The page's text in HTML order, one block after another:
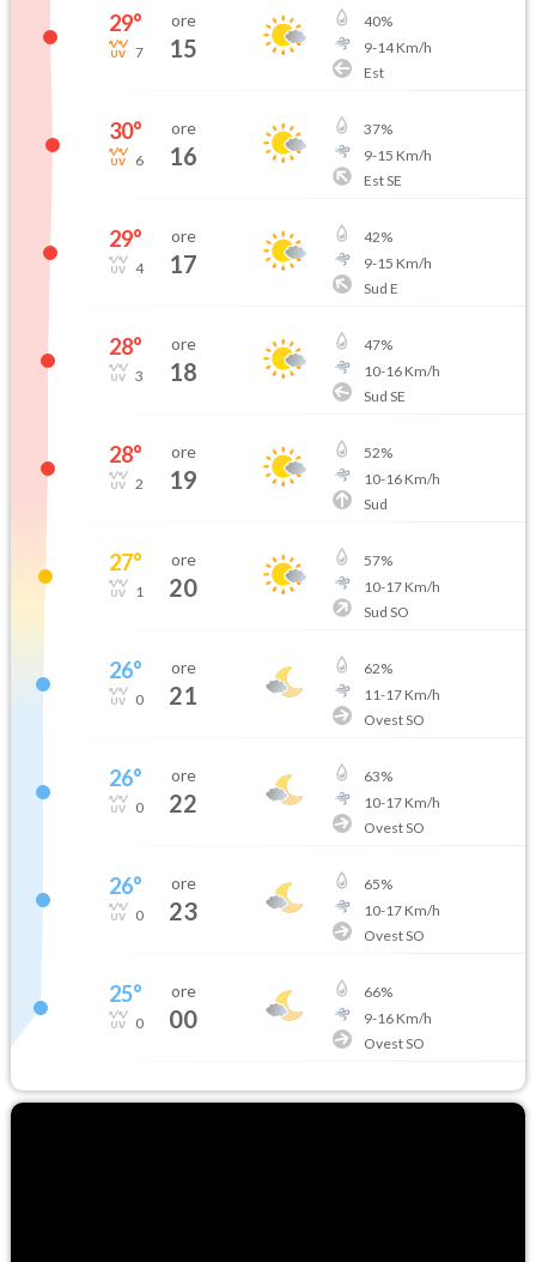
29°
7
ore
15
40%
9-14Km/h
Est
30°
6
ore
16
37%
9-15 Km/h
Est SE
29°
4
ore
17
42%
9-15 Km/h
Sud E
28°
3
ore
18
47%
10-16Km/h
Sud SE
28°
2
ore
19
52%
10-16Km/h
Sud
27°
1
ore
20
57%
10-17Km/h
Sud SO
26°
0
ore
21
62%
11-17Km/h
Ovest SO
26°
0
ore
22
63%
10-17Km/h
Ovest SO
26°
0
ore
23
65%
10-17Km/h
Ovest SO
25°
0
ore
00
66%
9-16Km/h
Ovest SO